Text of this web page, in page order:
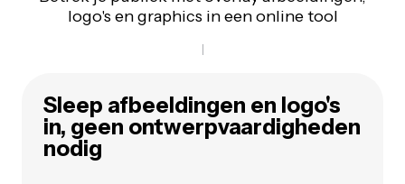
logo's en graphics in een online tool
Sleep afbeeldingen en logo's
in, geen ontwerpvaardigheden
nodig